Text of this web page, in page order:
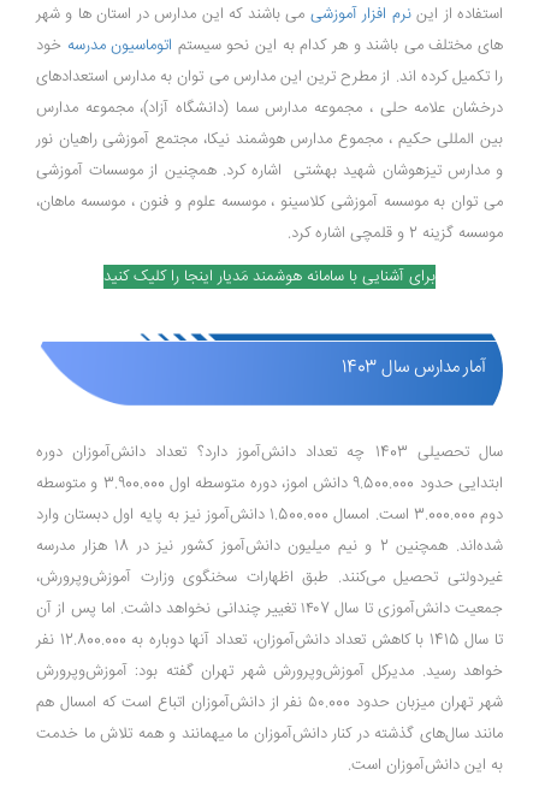
استفاده از ایننرم افزار آموزشی می باشند که این مدارس در استان ها و شهر
های مختلف می باشند و هر کدام به این نحو سیستم اتوماسیون مدرسه خود
را تکمیل کرده اند. از مطرح ترین این مدارس می توان به مدارس استعدادهای
درخشان علامه حلی ، مجموعه مدارس سما (دانشگاه آزاد)، مجموعه مدارس
بین المللی حکیم ، مجموع مدارس هوشمند نیکا، مجتمع آموزشی راهیان نور
و مدارس تیزهوشان شهید بهشتی اشاره کرد. همچنین از موسسات آموزشی
می توان به موسسه آموزشی کلاسینو ، موسسه علوم و فنون ، موسسه ماهان،
موسسه گزینه 2 و قلمچی اشاره کرد.
برای آشنایی با سامانه هوشمند مَدیار اینجا را کلیک کنید
آمار مدارس سال 1403
سال تحصیلی 1403 چه تعداد دانش‌آموز دارد؟ تعداد دانش‌آموزان دوره
ابتدایی حدود 9.500.000 دانش اموز، دوره متوسطه اول 3.900.000 و متوسطه
دوم 3.000.000 است. امسال 1.500.000 دانش‌آموز نیز به پایه اول دبستان وارد
شده‌اند. همچنین 2 و نیم میلیون دانش‌آموز کشور نیز در 18 هزار مدرسه
غیردولتی تحصیل می‌کنند. طبق اظهارات سخنگوی وزارت آموزش‌و‌پرورش،
جمعیت دانش‌آموزی تا سال ۱۴۰7 تغییر چندانی نخواهد داشت. اما پس از آن
تا سال 1415 با کاهش تعداد دانش‌آموزان، تعداد آنها دوباره به 12.800.000 نفر
خواهد رسید. مدیرکل آموزش‌و‌پرورش شهر تهران گفته بود: آموزش‌و‌پرورش
شهر تهران میزبان حدود ۵۰.000 نفر از دانش‌آموزان اتباع است که امسال هم
مانند سال‌های گذشته در کنار دانش‌آموزان ما میهمانند و همه تلاش ما خدمت
به این دانش‌آموزان است.